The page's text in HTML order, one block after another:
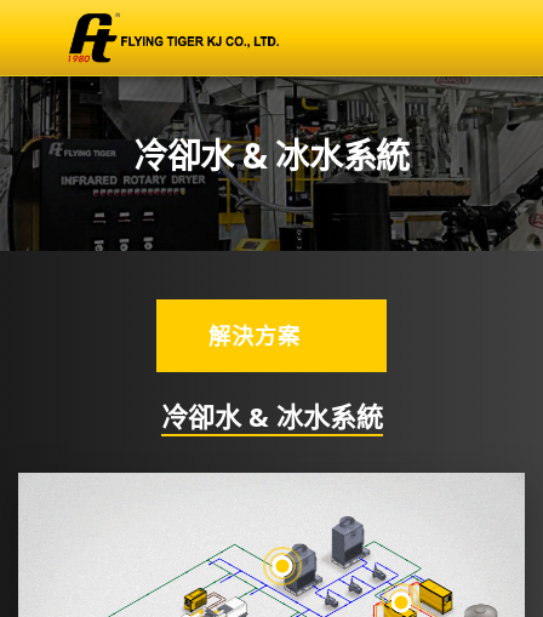
冷卻水 & 冰水系統
解決方案
冷卻水 & 冰水系統
水冷式變頻冰水機